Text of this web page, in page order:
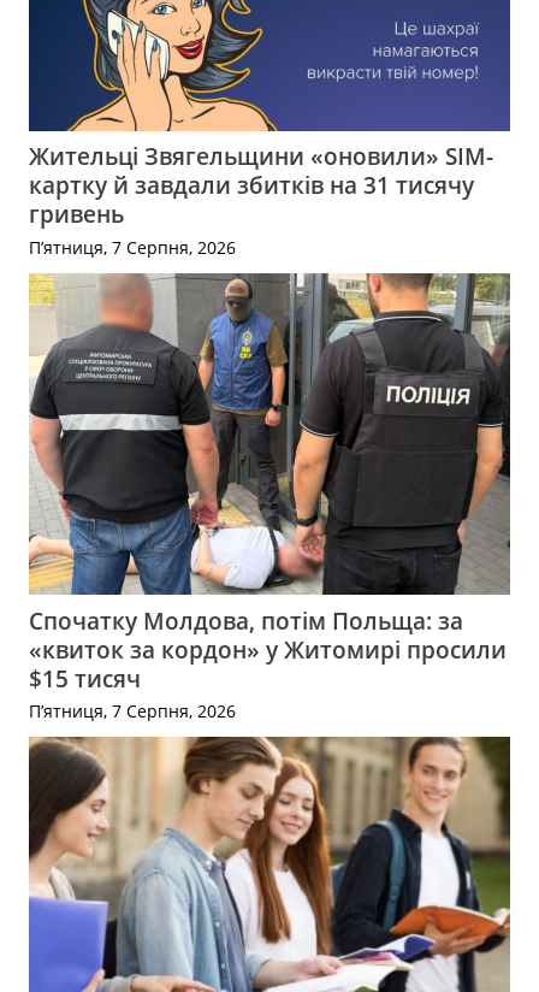
Жительці Звягельщини «оновили» SIM-
картку й завдали збитків на 31 тисячу
гривень
П’ятниця, 7 Серпня, 2026
Спочатку Молдова, потім Польща: за
«квиток за кордон» у Житомирі просили
$15 тисяч
П’ятниця, 7 Серпня, 2026